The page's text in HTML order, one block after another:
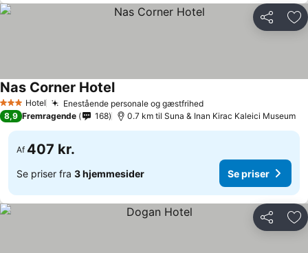
Del
3 StjernerHotel Enestående personale og gæstfrihed
Nas Corner Hotel
8,9 Fremragende 168 0.7 km til Suna & Inan Kirac Kaleici Museum
Af 407 kr.
Se priser fra 3 hjemmesider Se priser
Del